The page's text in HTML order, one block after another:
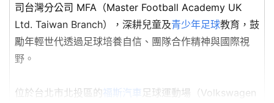
音
台
灣
與
司台灣分公司 MFA（Master Football Academy UK
Ltd. Taiwan Branch），深耕兒童及青少年足球教育，鼓
勵年輕世代透過足球培養自信、團隊合作精神與國際視
野。
位於台北市北投區的福斯汽車 足球運動場（Volkswagen